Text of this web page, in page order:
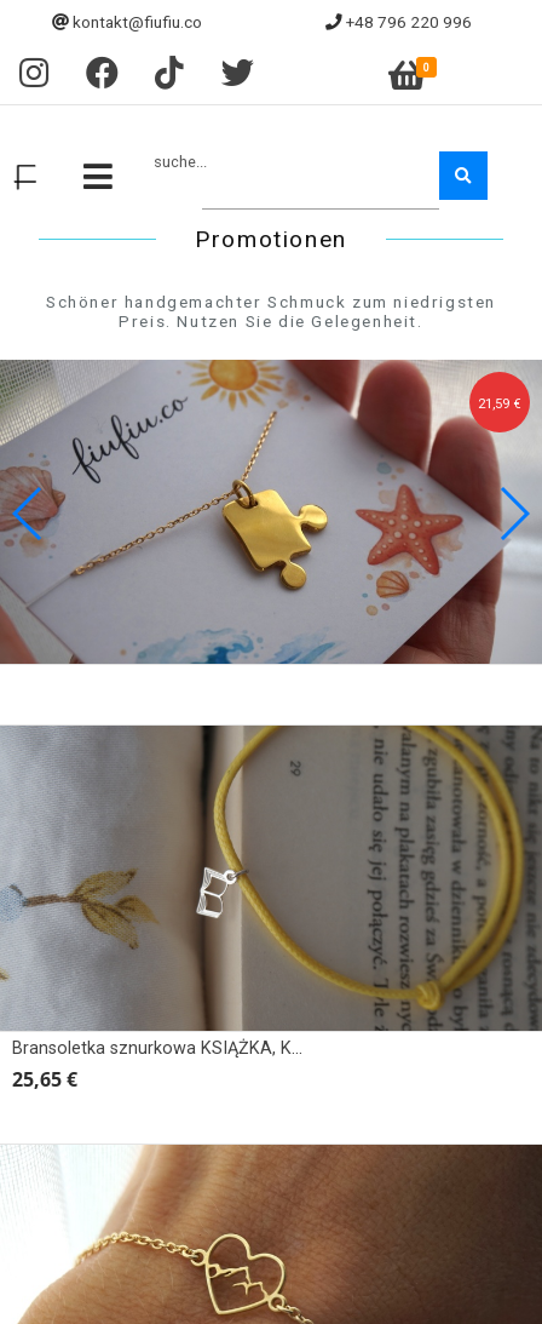
kontakt@fiufiu.co +48 796 220 996
0
suche...
Promotionen
Schöner handgemachter Schmuck zum niedrigsten
Preis. Nutzen Sie die Gelegenheit.
30,24 €
Bransoletka sznurkowa KSIĄŻKA, KSIĄŻECZKA
25,65 €